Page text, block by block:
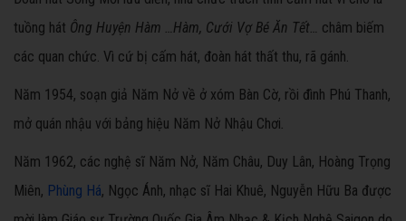
tuồng hát Ông Huyện Hàm …Hàm, Cưới Vợ Bé Ăn Tết… châm biếm
các quan chức. Vì cứ bị cấm hát, đoàn hát thất thu, rã gánh.
Năm 1954, soạn giả Năm Nở về ở xóm Bàn Cờ, rồi đình Phú Thanh,
mở quán nhậu với bảng hiệu Năm Nở Nhậu Chơi.
Năm 1962, các nghệ sĩ Năm Nở, Năm Châu, Duy Lân, Hoàng Trọng
Miên, Phùng Há, Ngọc Ánh, nhạc sĩ Hai Khuê, Nguyễn Hữu Ba được